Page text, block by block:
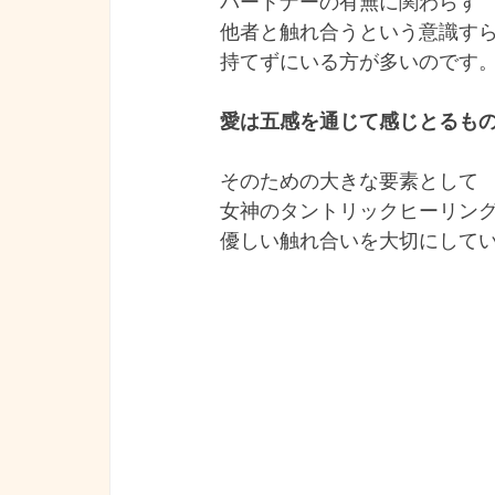
他者と触れ合うという意識すら
持てずにいる方が多いのです。
愛は五感を通じて感じとるもの
そのための大きな要素として
女神のタントリックヒーリン
優しい触れ合いを大切にしてい